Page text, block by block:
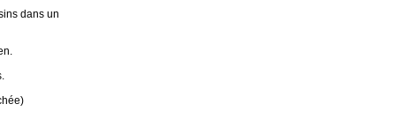
dans un